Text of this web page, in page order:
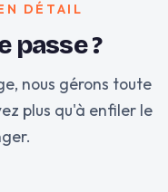
DÉTAIL
passe ?
nous gérons toute
plus qu'à enfiler le